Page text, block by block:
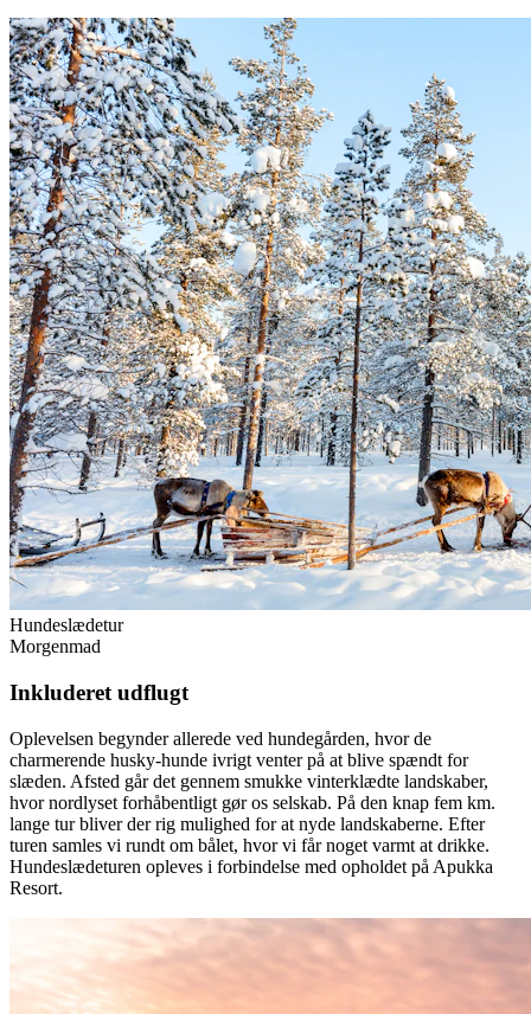
Hundeslædetur
Morgenmad
Inkluderet udflugt
Oplevelsen begynder allerede ved hundegården, hvor de
charmerende husky-hunde ivrigt venter på at blive spændt for
slæden. Afsted går det gennem smukke vinterklædte landskaber,
hvor nordlyset forhåbentligt gør os selskab. På den knap fem km.
lange tur bliver der rig mulighed for at nyde landskaberne. Efter
turen samles vi rundt om bålet, hvor vi får noget varmt at drikke.
Hundeslædeturen opleves i forbindelse med opholdet på Apukka
Resort.